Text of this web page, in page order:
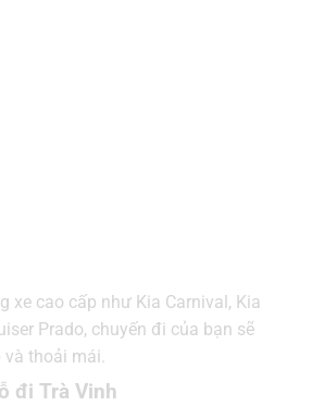
xe cao cấp như Kia Carnival, Kia
Prado, chuyến đi của bạn sẽ
thoải mái.
đi Trà Vinh